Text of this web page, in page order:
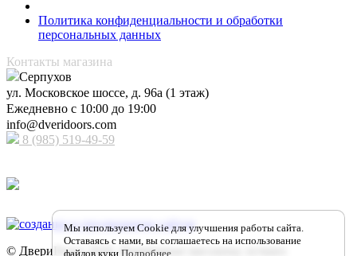
Политика конфиденциальности и обработки
персональных данных
Контакты магазина
Серпухов
ул. Московское шоссе, д. 96а (1 этаж)
Ежедневно с 10:00 до 19:00
info@dveridoors.com
8 (985) 519-49-59
© ДвериDoors 2026. Фирменные магазины лучших
Мы используем Cookie для улучшения работы сайта.
Оставаясь с нами, вы соглашаетесь на использование
файлов куки Подробнее